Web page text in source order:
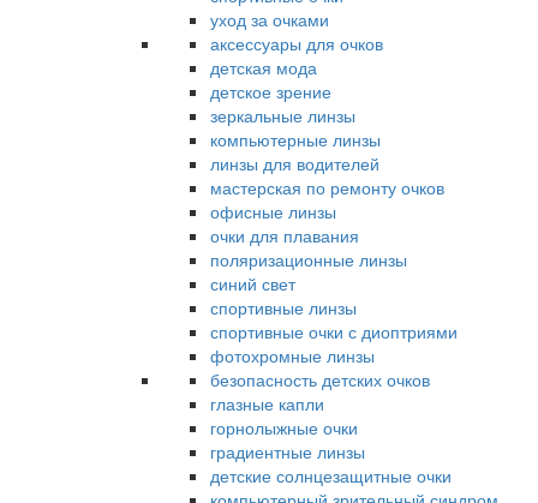
уход за очками
аксессуары для очков
детская мода
детское зрение
зеркальные линзы
компьютерные линзы
линзы для водителей
мастерская по ремонту очков
офисные линзы
очки для плавания
поляризационные линзы
синий свет
спортивные линзы
спортивные очки с диоптриями
фотохромные линзы
безопасность детских очков
глазные капли
горнолыжные очки
градиентные линзы
детские солнцезащитные очки